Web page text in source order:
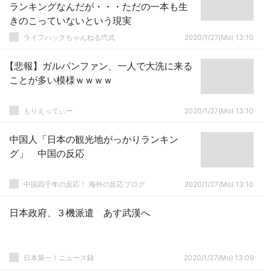
ランキングなんだが・・・ただの一本も生
きのこっていないという現実
ライフハックちゃんねる弐式 2020/1/27(Mo) 13:10
【悲報】ガルパンファン、一人で大洗に来る
ことが多い模様ｗｗｗｗ
もりえってぃー 2020/1/27(Mo) 13:10
中国人「日本の観光地がっかりランキン
グ」 中国の反応
中国四千年の反応！ 海外の反応ブログ 2020/1/27(Mo) 13:10
日本政府、３機派遣 あす武漢へ
日本第一！ニュース録 2020/1/27(Mo) 13:09